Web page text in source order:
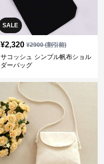
SALE
¥2,320 ¥2900(割引前)
サコッシュ シンプル帆布ショル
ダーバッグ